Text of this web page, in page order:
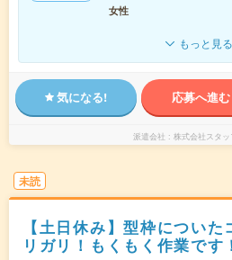
女性
もっと見る
気になる! 応募へ進む
派遣会社 株式会社スタ
未読
【土日休み】型枠につい
リガリ！もくもく作業です！